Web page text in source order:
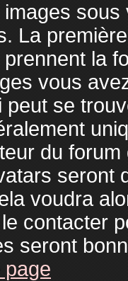
La
la
vous
se
du
seront
voudra
contacter
seront
page